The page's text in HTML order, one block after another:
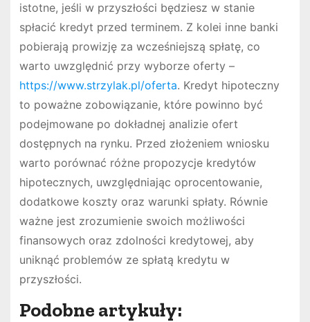
istotne, jeśli w przyszłości będziesz w stanie
spłacić kredyt przed terminem. Z kolei inne banki
pobierają prowizję za wcześniejszą spłatę, co
warto uwzględnić przy wyborze oferty –
https://www.strzylak.pl/oferta. Kredyt hipoteczny
to poważne zobowiązanie, które powinno być
podejmowane po dokładnej analizie ofert
dostępnych na rynku. Przed złożeniem wniosku
warto porównać różne propozycje kredytów
hipotecznych, uwzględniając oprocentowanie,
dodatkowe koszty oraz warunki spłaty. Równie
ważne jest zrozumienie swoich możliwości
finansowych oraz zdolności kredytowej, aby
uniknąć problemów ze spłatą kredytu w
przyszłości.
Podobne artykuły: